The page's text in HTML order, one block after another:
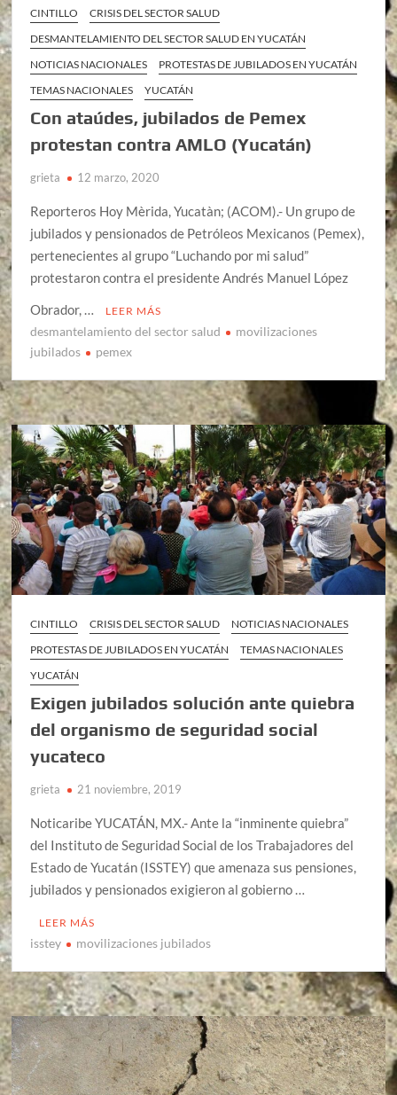
CINTILLO
CRISIS DEL SECTOR SALUD
DESMANTELAMIENTO DEL SECTOR SALUD EN YUCATÁN
NOTICIAS NACIONALES
PROTESTAS DE JUBILADOS EN YUCATÁN
TEMAS NACIONALES
YUCATÁN
Con ataúdes, jubilados de Pemex
protestan contra AMLO (Yucatán)
grieta 12 marzo, 2020
Reporteros Hoy Mèrida, Yucatàn; (ACOM).- Un grupo de
jubilados y pensionados de Petróleos Mexicanos (Pemex),
pertenecientes al grupo “Luchando por mi salud”
protestaron contra el presidente Andrés Manuel López
Obrador, …
LEER MÁS
desmantelamiento del sector salud
movilizaciones
jubilados
pemex
CINTILLO CRISIS DEL SECTOR SALUD
NOTICIAS NACIONALES
PROTESTAS DE JUBILADOS EN YUCATÁN
TEMAS NACIONALES
YUCATÁN
Exigen jubilados solución ante quiebra
del organismo de seguridad social
yucateco
grieta 21 noviembre, 2019
Noticaribe YUCATÁN, MX.- Ante la “inminente quiebra”
del Instituto de Seguridad Social de los Trabajadores del
Estado de Yucatán (ISSTEY) que amenaza sus pensiones,
jubilados y pensionados exigieron al gobierno …
LEER MÁS
isstey movilizaciones jubilados